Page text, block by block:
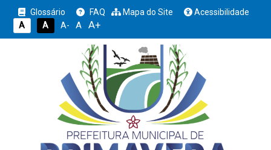
Glossário FAQ Mapa do Site
Acessibilidade
A
A A- A A+